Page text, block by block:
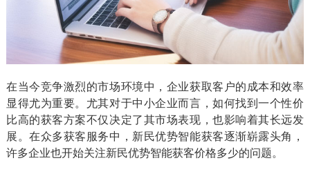
在当今竞争激烈的市场环境中，企业获取客户的成本和效率
显得尤为重要。尤其对于中小企业而言，如何找到一个性价
比高的获客方案不仅决定了其市场表现，也影响着其长远发
展。在众多获客服务中，新民优势智能获客逐渐崭露头角，
许多企业也开始关注新民优势智能获客价格多少的问题。